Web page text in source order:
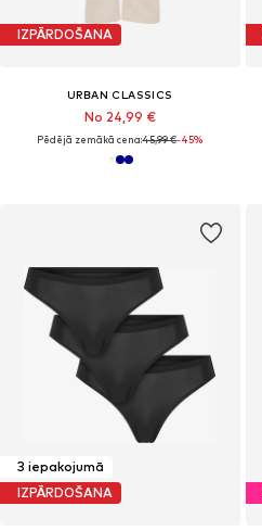
IZPĀRDOŠANA
URBAN CLASSICS
No 24,99 €
Pēdējā zemākā cena:45,99 €-45%
3 iepakojumā
IZPĀRDOŠANA